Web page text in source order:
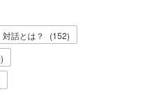
対話とは？ (152)
)